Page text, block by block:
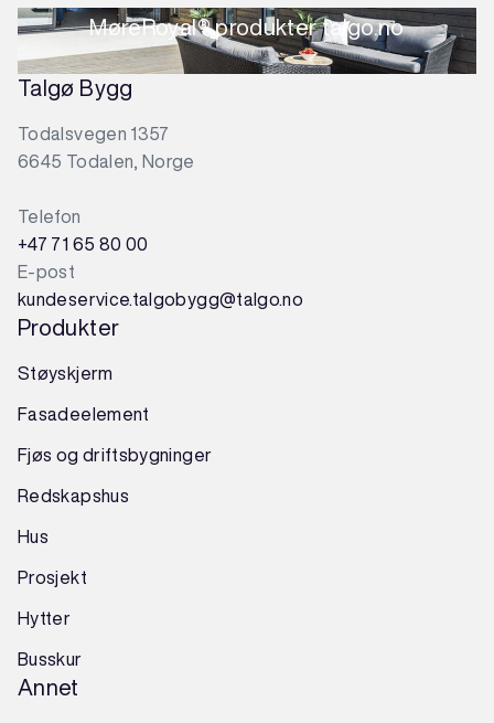
MøreRoyal® produkter talgo.no
Talgø Bygg
Todalsvegen 1357
6645 Todalen, Norge
Telefon
+47 71 65 80 00
E-post
kundeservice.talgobygg@talgo.no
Produkter
Støyskjerm
Fasadeelement
Fjøs og driftsbygninger
Redskapshus
Hus
Prosjekt
Hytter
Busskur
Annet